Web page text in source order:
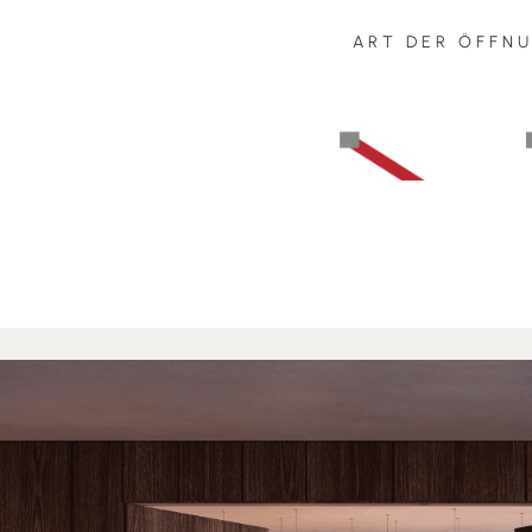
ART DER